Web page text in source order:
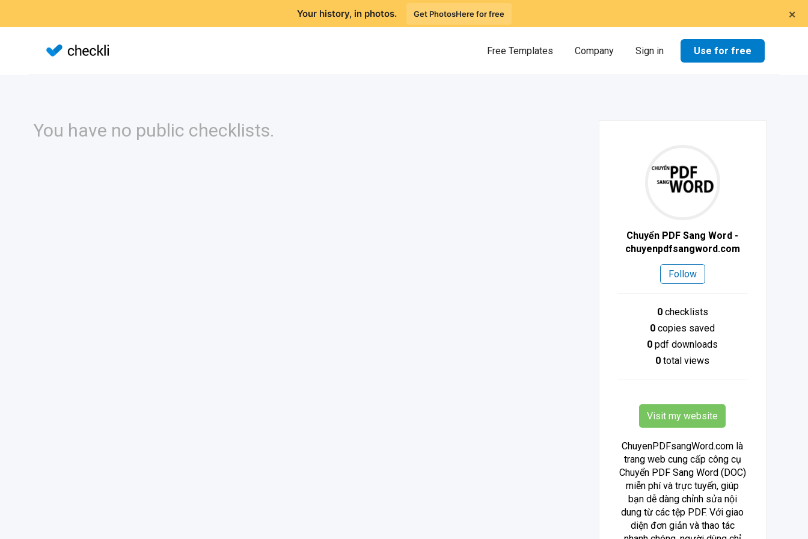
×
Your history, in photos. Get PhotosHere for free
Free Templates Company Sign in Use for free
You have no public checklists.
Chuyển PDF Sang Word -
chuyenpdfsangword.com
Follow
0checklists
0 copies saved
0 pdf downloads
0 total views
Visit my website
ChuyenPDFsangWord.com là
trang web cung cấp công cụ
Chuyển PDF Sang Word (DOC)
miễn phí và trực tuyến, giúp
bạn dễ dàng chỉnh sửa nội
dung từ các tệp PDF. Với giao
diện đơn giản và thao tác